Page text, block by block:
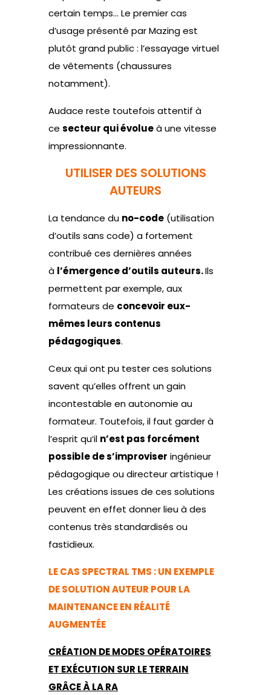
certain temps… Le premier cas
d’usage présenté par Mazing est
plutôt grand public : l’essayage virtuel
de vêtements (chaussures
notamment).
Audace reste toutefois attentif à
ce secteur qui évolueà une vitesse
impressionnante.
UTILISER DES SOLUTIONS
AUTEURS
La tendance du no-code (utilisation
d’outils sans code) a fortement
contribué ces dernières années
à l’émergence d’outils auteurs.Ils
permettent par exemple, aux
formateurs de concevoir eux-
mêmes leurs contenus
pédagogiques.
Ceux qui ont pu tester ces solutions
savent qu’elles offrent un gain
incontestable en autonomie au
formateur. Toutefois, il faut garder à
l’esprit qu‘il n’est pas forcément
possible de s’improviser ingénieur
pédagogique ou directeur artistique !
Les créations issues de ces solutions
peuvent en effet donner lieu à des
contenus très standardisés ou
fastidieux.
LE CAS SPECTRAL TMS : UN EXEMPLE
DE SOLUTION AUTEUR POUR LA
MAINTENANCE EN RÉALITÉ
AUGMENTÉE
CRÉATION DE MODES OPÉRATOIRES
ET EXÉCUTION SUR LE TERRAIN
GRÂCE À LA RA